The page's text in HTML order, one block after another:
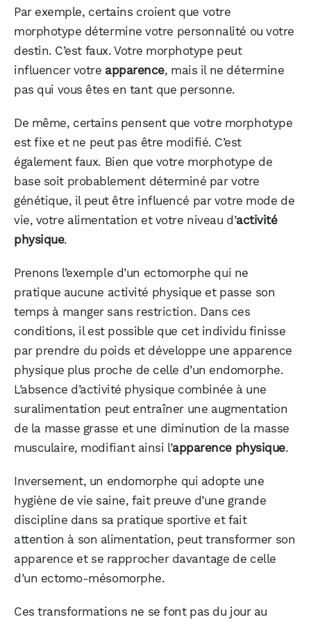
Par exemple, certains croient que votre
morphotype détermine votre personnalité ou votre
destin. C’est faux. Votre morphotype peut
influencer votre apparence, mais il ne détermine
pas qui vous êtes en tant que personne.
De même, certains pensent que votre morphotype
est fixe et ne peut pas être modifié. C’est
également faux. Bien que votre morphotype de
base soit probablement déterminé par votre
génétique, il peut être influencé par votre mode de
vie, votre alimentation et votre niveau d’activité
physique.
Prenons l’exemple d’un ectomorphe qui ne
pratique aucune activité physique et passe son
temps à manger sans restriction. Dans ces
conditions, il est possible que cet individu finisse
par prendre du poids et développe une apparence
physique plus proche de celle d’un endomorphe.
L’absence d’activité physique combinée à une
suralimentation peut entraîner une augmentation
de la masse grasse et une diminution de la masse
musculaire, modifiant ainsi l’apparence physique.
Inversement, un endomorphe qui adopte une
hygiène de vie saine, fait preuve d’une grande
discipline dans sa pratique sportive et fait
attention à son alimentation, peut transformer son
apparence et se rapprocher davantage de celle
d’un ectomo-mésomorphe.
Ces transformations ne se font pas du jour au